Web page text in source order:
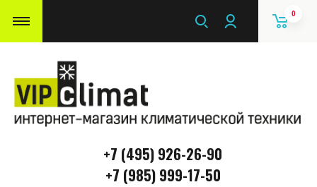
0
+7 (495) 926-26-90
+7 (985) 999-17-50